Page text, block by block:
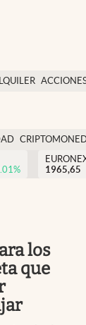
USA
%
1965,65
los
que